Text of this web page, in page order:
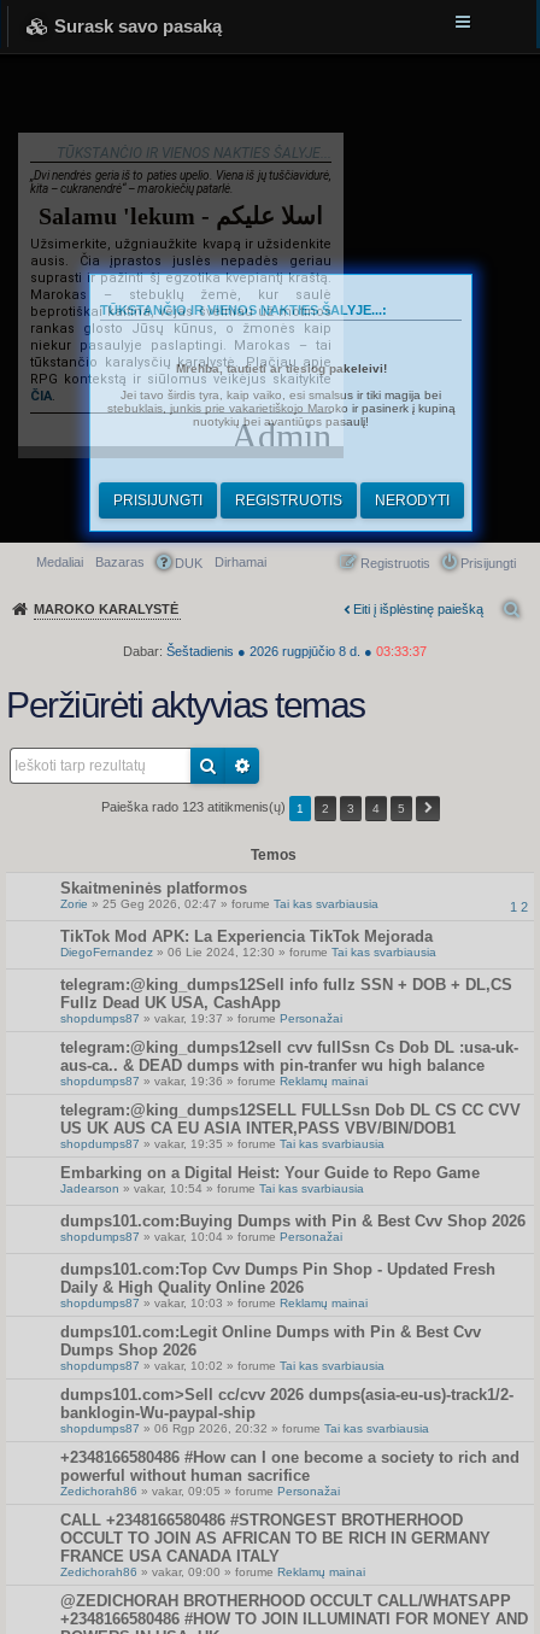
Surask savo pasaką
TŪKSTANČIO IR VIENOS NAKTIES ŠALYJE...
„Dvi nendrės geria iš to paties upelio. Viena iš jų tuščiavidurė,
kita – cukranendrė“ – marokiečių patarlė.
Salamu 'lekum - اسلا عليكم
Užsimerkite, užgniaužkite kvapą ir užsidenkite
ausis. Čia įprastos juslės nepadės geriau
suprasti ir pažinti šį egzotika kvepiantį kraštą.
Marokas – stebuklų žemė, kur saulė
beprotiškai kaitina, vėjas švelniau už motinos
rankas glosto Jūsų kūnus, o žmonės kaip
niekur pasaulyje paslaptingi. Marokas – tai
tūkstančio karalysčių karalystė. Plačiau apie
RPG kontekstą ir siūlomus veikėjus skaitykite
ČIA.
Admin
Greitasis meniu
Medaliai Bazaras DUK Dirhamai Prisijungti
Registruotis
MAROKO KARALYSTĖ Eiti į išplėstinę paiešką
Dabar: Šeštadienis ● 2026 rugpjūčio 8 d. ● 03:33:38
TŪKSTANČIO IR VIENOS NAKTIES ŠALYJE...:
Mrehba, tautieti ar tiesiog pakeleivi!
Jei tavo širdis tyra, kaip vaiko, esi smalsus ir tiki magija bei
stebuklais, junkis prie vakarietiškojo Maroko ir pasinerk į kupiną
nuotykių bei avantiūros pasaulį!
PRISIJUNGTI REGISTRUOTIS NERODYTI
Peržiūrėti aktyvias temas
Paieška rado 123 atitikmenis(ų) 1 2 3 4 5
Temos
Skaitmeninės platformos
1 2
Zorie » 25 Geg 2026, 02:47 » forume Tai kas svarbiausia
TikTok Mod APK: La Experiencia TikTok Mejorada
DiegoFernandez » 06 Lie 2024, 12:30 » forume Tai kas svarbiausia
telegram:@king_dumps12Sell info fullz SSN + DOB + DL,CS
Fullz Dead UK USA, CashApp
shopdumps87 » vakar, 19:37 » forume Personažai
telegram:@king_dumps12sell cvv fullSsn Cs Dob DL :usa-uk-
aus-ca.. & DEAD dumps with pin-tranfer wu high balance
shopdumps87 » vakar, 19:36 » forume Reklamų mainai
telegram:@king_dumps12SELL FULLSsn Dob DL CS CC CVV
US UK AUS CA EU ASIA INTER,PASS VBV/BIN/DOB1
shopdumps87 » vakar, 19:35 » forume Tai kas svarbiausia
Embarking on a Digital Heist: Your Guide to Repo Game
Jadearson » vakar, 10:54 » forume Tai kas svarbiausia
dumps101.com:Buying Dumps with Pin & Best Cvv Shop 2026
shopdumps87 » vakar, 10:04 » forume Personažai
dumps101.com:Top Cvv Dumps Pin Shop - Updated Fresh
Daily & High Quality Online 2026
shopdumps87 » vakar, 10:03 » forume Reklamų mainai
dumps101.com:Legit Online Dumps with Pin & Best Cvv
Dumps Shop 2026
shopdumps87 » vakar, 10:02 » forume Tai kas svarbiausia
dumps101.com>Sell cc/cvv 2026 dumps(asia-eu-us)-track1/2-
banklogin-Wu-paypal-ship
shopdumps87 » 06 Rgp 2026, 20:32 » forume Tai kas svarbiausia
+2348166580486 #How can I one become a society to rich and
powerful without human sacrifice
Zedichorah86 » vakar, 09:05 » forume Personažai
CALL +2348166580486 #STRONGEST BROTHERHOOD
OCCULT TO JOIN AS AFRICAN TO BE RICH IN GERMANY
FRANCE USA CANADA ITALY
Zedichorah86 » vakar, 09:00 » forume Reklamų mainai
@ZEDICHORAH BROTHERHOOD OCCULT CALL/WHATSAPP
+2348166580486 #HOW TO JOIN ILLUMINATI FOR MONEY AND